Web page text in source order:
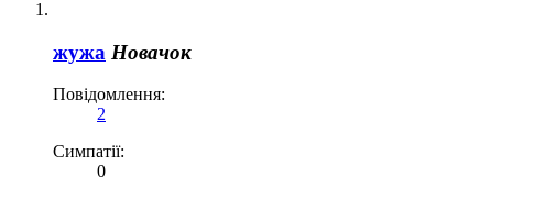
жужа Новачок
Повідомлення:
2
Симпатії:
0